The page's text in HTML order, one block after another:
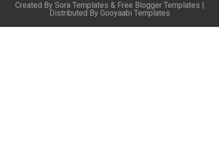
Created By Sora Templates & Free Blogger Templates
Distributed By Gooyaabi Templates